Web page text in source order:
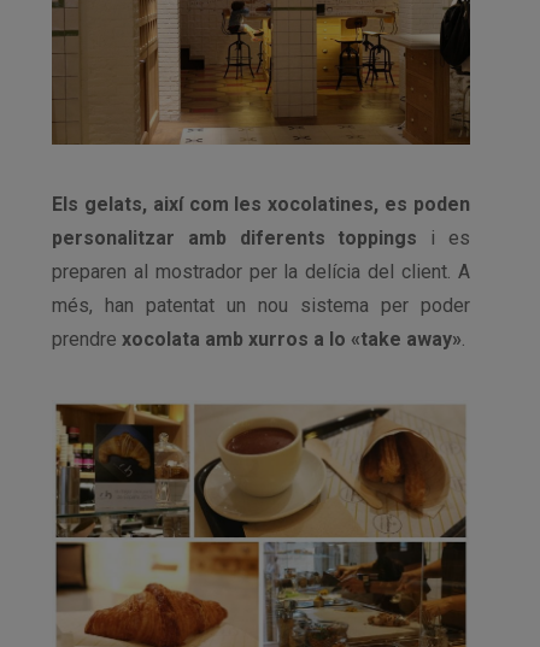
Els gelats, així com les xocolatines, es poden
personalitzar amb diferents toppings i es
preparen al mostrador per la delícia del client. A
més, han patentat un nou sistema per poder
prendre xocolata amb xurros a lo «take away».